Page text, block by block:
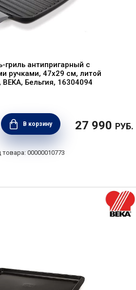
гриль антипригарный с
ручками, 47х29 см, литой
Бельгия, 16304094
В корзину 27 990 РУБ.
00000010773